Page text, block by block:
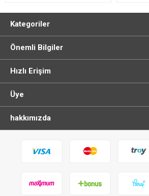
Kategoriler
Önemli Bilgiler
Hızlı Erişim
Üye
hakkımızda